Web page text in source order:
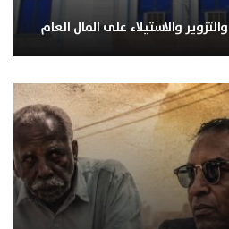
والاستيلاء على المال العام